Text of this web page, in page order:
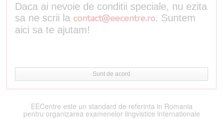
Daca ai nevoie de conditii speciale, nu ezita
sa ne scrii la contact@eecentre.ro. Suntem
aici sa te ajutam!
Sunt de acord
EECentre este un standard de referinta in Romania
pentru organizarea examenelor lingvistice internationale